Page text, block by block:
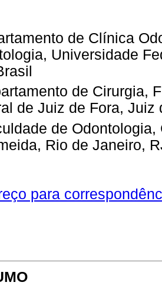
de Clínica
Universidade
de Cirurgia,
de Juiz de Fora, Juiz
de
Rio de Janeiro,
para